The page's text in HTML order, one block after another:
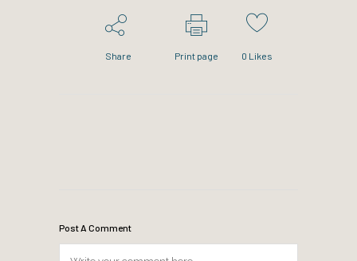
Share Print page 0 Likes
Post A Comment